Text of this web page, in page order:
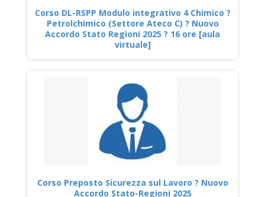
Corso DL-RSPP Modulo integrativo 4 Chimico ?
Petrolchimico (Settore Ateco C) ? Nuovo
Accordo Stato Regioni 2025 ? 16 ore [aula
virtuale]
Corso Preposto Sicurezza sul Lavoro ? Nuovo
Accordo Stato-Regioni 2025